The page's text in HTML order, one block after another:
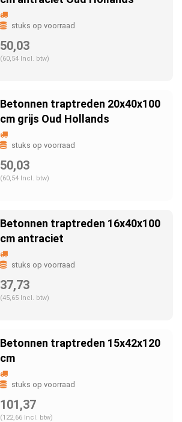
stuks op voorraad
50,03
(60,54 Incl. btw)
Betonnen traptreden 20x40x100
cm grijs Oud Hollands
stuks op voorraad
50,03
(60,54 Incl. btw)
Betonnen traptreden 16x40x100
cm antraciet
stuks op voorraad
37,73
(45,65 Incl. btw)
Betonnen traptreden 15x42x120
cm
stuks op voorraad
101,37
(122,66 Incl. btw)